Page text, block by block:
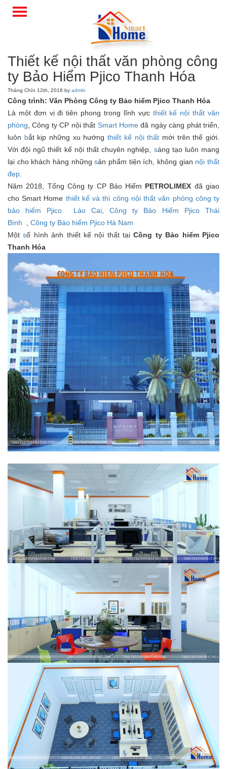
Thiết kế nội thất văn phòng công
ty Bảo Hiểm Pjico Thanh Hóa
Tháng Chín 12th, 2018 by admin
Công trình: Văn Phòng Công ty Bảo hiểm Pjico Thanh Hóa
Là một đơn vị đi tiên phong trong lĩnh vựcthiết kế nội thất văn
phòng , Công ty CP nội thất Smart Homeđã ngày càng phát triển,
luôn bắt kịp những xu hướng thiết kế nội thất mới trên thế giới.
Với đội ngũ thiết kế nội thất chuyên nghiệp, sáng tạo luôn mang
lại cho khách hàng nhữngsản phẩm tiện ích, không gian nội thất
đẹp
Năm 2018, Tổng Công ty CP Bảo Hiểm PETROLIMEX đã giao
cho Smart Home thiết kế và thi công nội thất văn phòng công ty
bảo hiểm Pjico Lào Cai,Công ty Bảo Hiểm Pjico Thái
Bình
Công ty Bảo hiểm Pjico Hà Nam
Mộtsố hình ảnh thiết kế nội thất tạiCông ty Bảo hiểm Pjico
Thanh Hóa